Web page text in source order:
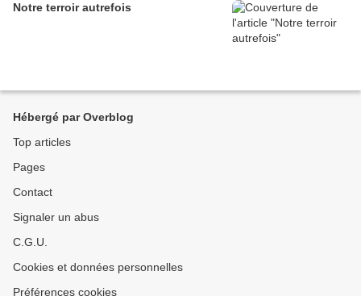
Notre terroir autrefois
Hébergé par Overblog
Top articles
Pages
Contact
Signaler un abus
C.G.U.
Cookies et données personnelles
Préférences cookies